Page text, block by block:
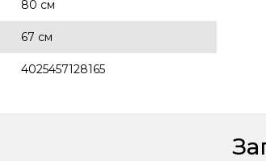
80 см
67 см
4025457128165